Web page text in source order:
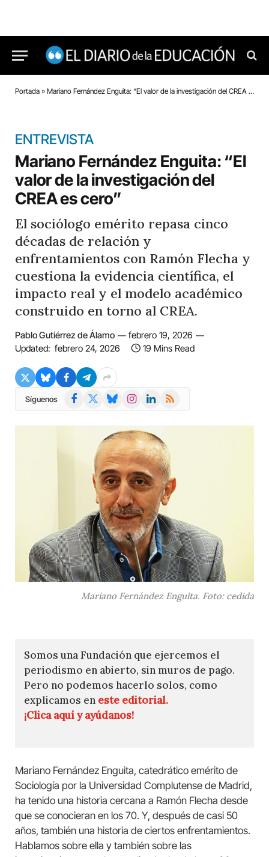
Portada » Mariano Fernández Enguita: “El valor de la investigación del CREA es cero”
ENTREVISTA
Mariano Fernández Enguita: “El
valor de la investigación del
CREA es cero”
El sociólogo emérito repasa cinco
décadas de relación y
enfrentamientos con Ramón Flecha y
cuestiona la evidencia científica, el
impacto real y el modelo académico
construido en torno al CREA.
Pablo Gutiérrez de Álamo
febrero 19, 2026
Updated: febrero 24, 2026 19 Mins Read
Síguenos Facebook BlueskyInstagramLinkedIn
RSS
Mariano Fernández Enguita. Foto: cedida
Somos una Fundación que ejercemos el
periodismo en abierto, sin muros de pago.
Pero no podemos hacerlo solos, como
explicamos en este editorial.
¡Clica aquí y ayúdanos!
Mariano Fernández Enguita, catedrático emérito de
Sociología por la Universidad Complutense de Madrid,
ha tenido una historia cercana a Ramón Flecha desde
que se conocieran en los 70. Y, después de casi 50
años, también una historia de ciertos enfrentamientos.
Hablamos sobre ella y también sobre las